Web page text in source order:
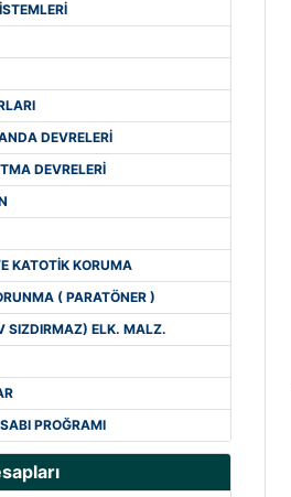
DEVRELERİ
DEVRELERİ
KATOTİK KORUMA
( PARATÖNER )
SIZDIRMAZ) ELK. MALZ.
PROĞRAMI